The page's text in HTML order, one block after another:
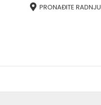
PRONAĐITE RADNJU